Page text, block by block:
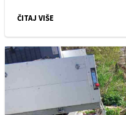
ČITAJ VIŠE